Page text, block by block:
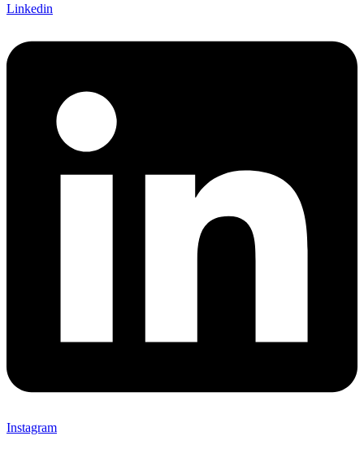
Linkedin
Instagram